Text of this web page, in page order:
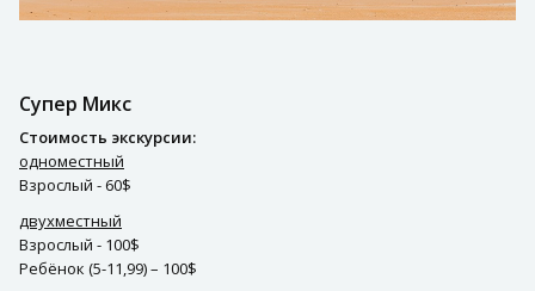
Супер Микс
Стоимость экскурсии:
одноместный
Взрослый - 60$
двухместный
Взрослый - 100$
Ребёнок (5-11,99) – 100$